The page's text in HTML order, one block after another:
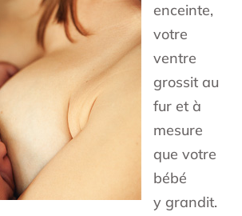
enceinte,
votre
ventre
grossit au
fur et à
mesure
que votre
bébé
y grandit.